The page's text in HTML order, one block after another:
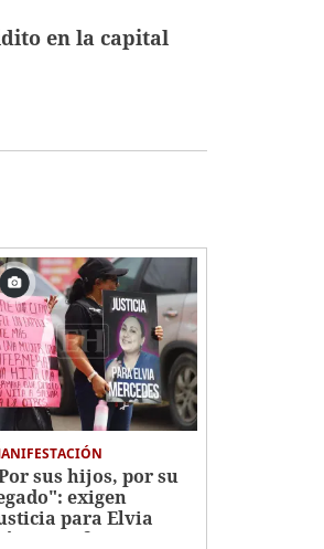
en la capital
sus hijos, por su
exigen
para Elvia
Gómez, enfermera